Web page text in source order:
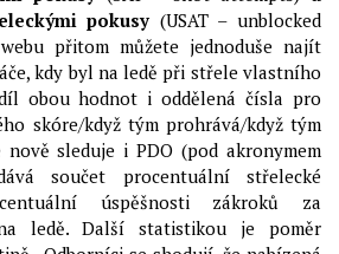
pokusy (USAT – unblocked
přitom můžete jednoduše najít
kdy byl na ledě při střele vlastního
obou hodnot i oddělená čísla pro
skóre/když tým prohrává/když tým
sleduje i PDO (pod akronymem
součet procentuální střelecké
úspěšnosti zákroků za
ledě. Další statistikou je poměr